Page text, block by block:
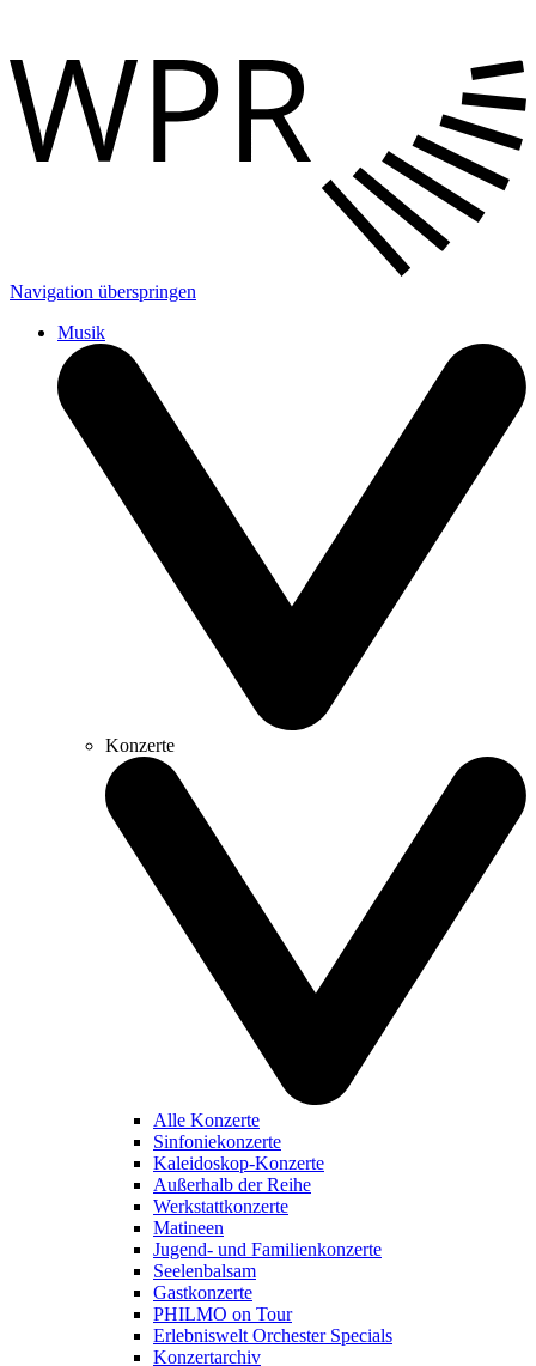
Navigation überspringen
Musik
Konzerte
Alle Konzerte
Sinfoniekonzerte
Kaleidoskop-Konzerte
Außerhalb der Reihe
Werkstattkonzerte
Matineen
Jugend- und Familienkonzerte
Seelenbalsam
Gastkonzerte
PHILMO on Tour
Erlebniswelt Orchester Specials
Konzertarchiv